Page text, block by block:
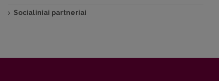
Socialiniai partneriai